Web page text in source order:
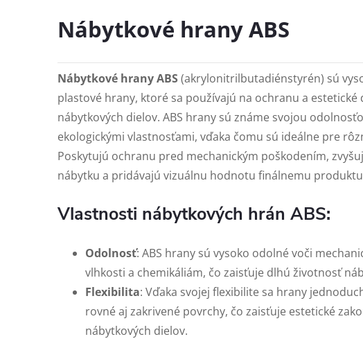
Nábytkové hrany ABS
Nábytkové hrany ABS(akrylonitrilbutadiénstyrén) sú
plastové hrany, ktoré sa používajú na ochranu a estetické
nábytkových dielov. ABS hrany sú známe svojou
ekologickými vlastnosťami, vďaka čomu sú ideálne pre
Poskytujú ochranu pred mechanickým poškodením,
nábytku a pridávajú vizuálnu hodnotu finálnemu
Vlastnosti nábytkových hrán ABS:
Odolnosť: ABS hrany sú vysoko odolné voči
vlhkosti a chemikáliám, čo zaisťuje dlhú životnosť
Flexibilita: Vďaka svojej flexibilite sa hrany
rovné aj zakrivené povrchy, čo zaisťuje estetické
nábytkových dielov.